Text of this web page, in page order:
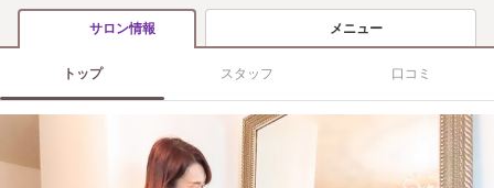
サロン情報 メニュー
トップ スタッフ 口コミ